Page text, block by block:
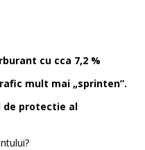
cu cca 7,2 %
mult mai „sprinten”.
de protectie al